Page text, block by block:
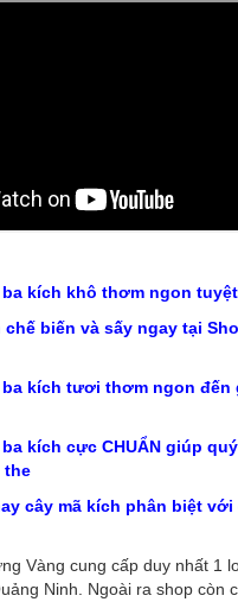
kích khô thơm ngon
biến và sấy ngay tại
kích tươi thơm ngon đến
kích cực CHUẨN giúp
the
cây mã kích phân biệt
Vàng cung cấp duy nhất 1
Ninh. Ngoài ra shop còn